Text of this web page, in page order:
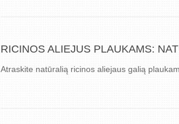
RICINOS ALIEJUS PLAUKAMS:
Atraskite natūralią ricinos aliejaus galią